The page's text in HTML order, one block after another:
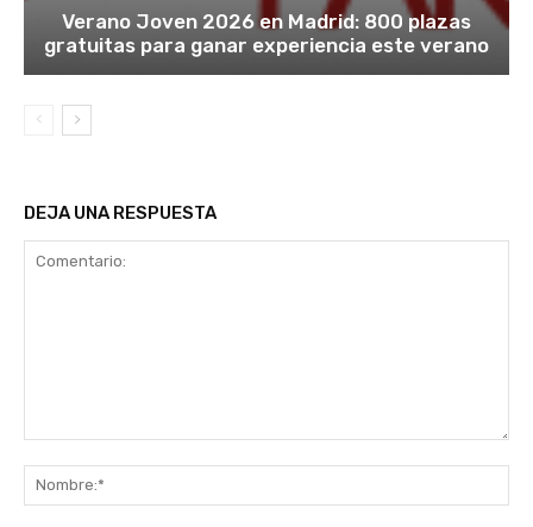
Verano Joven 2026 en Madrid: 800 plazas
gratuitas para ganar experiencia este verano
DEJA UNA RESPUESTA